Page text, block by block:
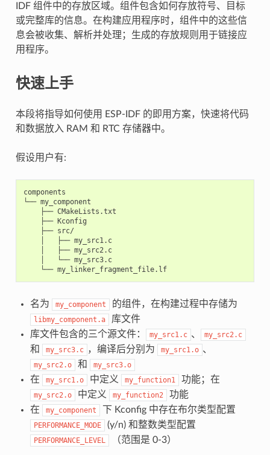
IDF 组件中的存放区域。组件包含如何存放符号、目标
或完整库的信息。在构建应用程序时，组件中的这些信
息会被收集、解析并处理；生成的存放规则用于链接应
用程序。
快速上手
本段将指导如何使用 ESP-IDF 的即用方案，快速将代码
和数据放入 RAM 和 RTC 存储器中。
假设用户有:
components
└── my_component
    ├── CMakeLists.txt
    ├── Kconfig
    ├── src/
    │   ├── my_src1.c
    │   ├── my_src2.c
    │   └── my_src3.c
    └── my_linker_fragment_file.lf
名为 my_component 的组件，在构建过程中存储为
libmy_component.a
库文件
库文件包含的三个源文件：
my_src1.c 、 my_src2.c
和 my_src3.c ，编译后分别为 my_src1.o 、
my_src2.o 和 my_src3.o
在 my_src1.o 中定义 my_function1 功能；在
my_src2.o 中定义 my_function2
功能
在
my_component 下 Kconfig 中存在布尔类型配置
PERFORMANCE_MODE (y/n) 和整数类型配置
PERFORMANCE_LEVEL （范围是 0-3）